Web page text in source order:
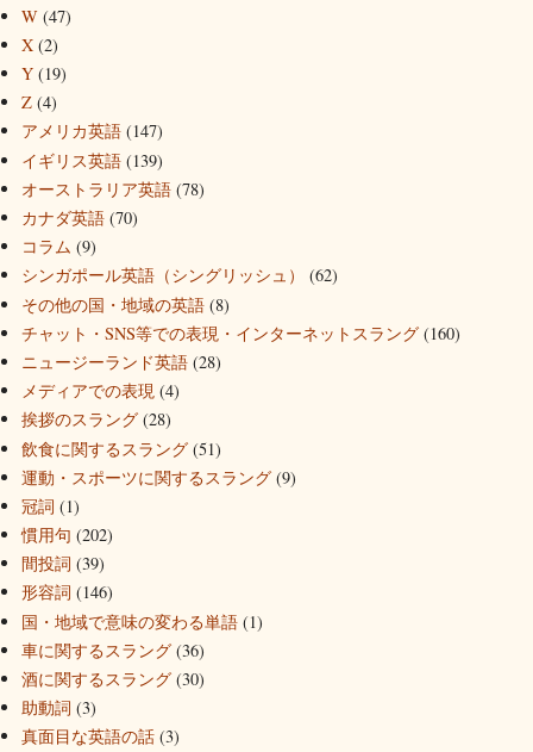
W (47)
X (2)
Y (19)
Z (4)
アメリカ英語 (147)
イギリス英語 (139)
オーストラリア英語 (78)
カナダ英語 (70)
コラム (9)
シンガポール英語（シングリッシュ）
(62)
その他の国・地域の英語 (8)
チャット・SNS等での表現・インターネットスラング (160)
ニュージーランド英語 (28)
メディアでの表現 (4)
挨拶のスラング (28)
飲食に関するスラング (51)
運動・スポーツに関するスラング (9)
冠詞 (1)
慣用句 (202)
間投詞 (39)
形容詞 (146)
国・地域で意味の変わる単語 (1)
車に関するスラング (36)
酒に関するスラング (30)
助動詞 (3)
真面目な英語の話 (3)